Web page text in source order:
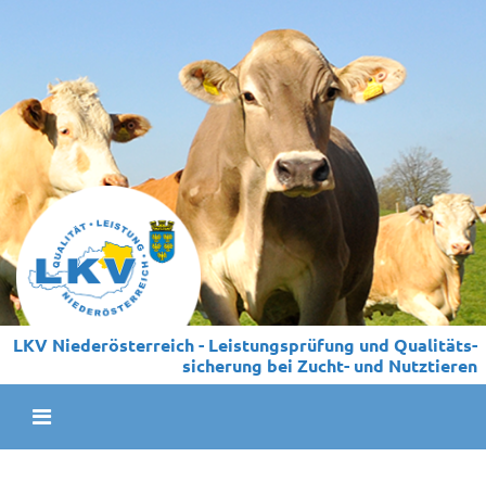
LKV Niederösterreich - Leistungs­prüfung und Qualitäts­
sicherung bei Zucht- und Nutztieren